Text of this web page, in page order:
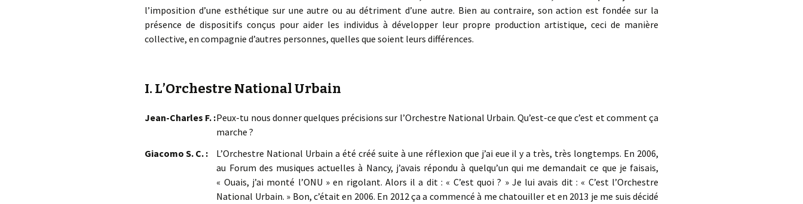
l’imposition d’une esthétique sur une autre ou au détriment d’une autre. Bien au contraire, son action est fondée sur la
présence de dispositifs conçus pour aider les individus à développer leur propre production artistique, ceci de manière
collective, en compagnie d’autres personnes, quelles que soient leurs différences.
I. L’Orchestre National Urbain
Jean-Charles F. :Peux-tu nous donner quelques précisions sur l’Orchestre National Urbain. Qu’est-ce que c’est et comment ça
marche ?
Giacomo S. C. :
L’Orchestre National Urbain a été créé suite à une réflexion que j’ai eue il y a très, très longtemps. En 2006,
au Forum des musiques actuelles à Nancy, j’avais répondu à quelqu’un qui me demandait ce que je faisais,
« Ouais, j’ai monté l’ONU » en rigolant. Alors il a dit : « C’est quoi ? » Je lui avais dit : « C’est l’Orchestre
National Urbain. » Bon, c’était en 2006. En 2012 ça a commencé à me chatouiller et en 2013 je me suis décidé